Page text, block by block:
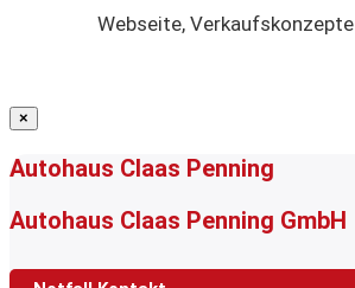
Webseite,
×
Autohaus Claas Penning
Autohaus Claas Penning GmbH